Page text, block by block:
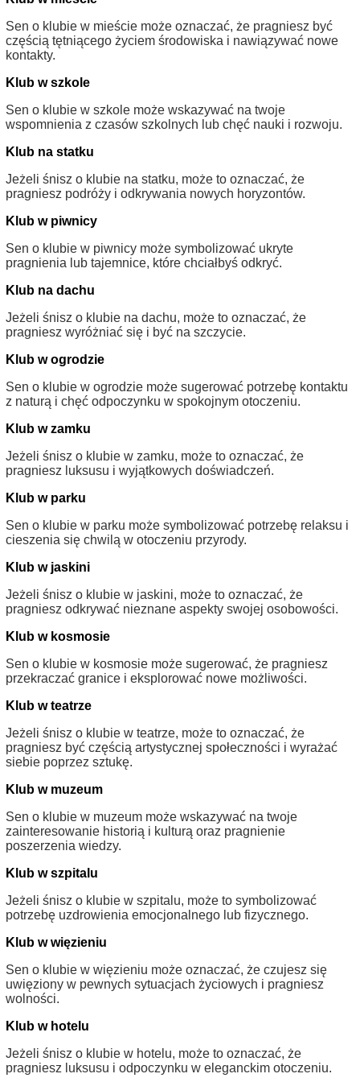
Sen o klubie w mieście może oznaczać, że pragniesz być
częścią tętniącego życiem środowiska i nawiązywać nowe
kontakty.
Klub w szkole
Sen o klubie w szkole może wskazywać na twoje
wspomnienia z czasów szkolnych lub chęć nauki i rozwoju.
Klub na statku
Jeżeli śnisz o klubie na statku, może to oznaczać, że
pragniesz podróży i odkrywania nowych horyzontów.
Klub w piwnicy
Sen o klubie w piwnicy może symbolizować ukryte
pragnienia lub tajemnice, które chciałbyś odkryć.
Klub na dachu
Jeżeli śnisz o klubie na dachu, może to oznaczać, że
pragniesz wyróżniać się i być na szczycie.
Klub w ogrodzie
Sen o klubie w ogrodzie może sugerować potrzebę kontaktu
z naturą i chęć odpoczynku w spokojnym otoczeniu.
Klub w zamku
Jeżeli śnisz o klubie w zamku, może to oznaczać, że
pragniesz luksusu i wyjątkowych doświadczeń.
Klub w parku
Sen o klubie w parku może symbolizować potrzebę relaksu i
cieszenia się chwilą w otoczeniu przyrody.
Klub w jaskini
Jeżeli śnisz o klubie w jaskini, może to oznaczać, że
pragniesz odkrywać nieznane aspekty swojej osobowości.
Klub w kosmosie
Sen o klubie w kosmosie może sugerować, że pragniesz
przekraczać granice i eksplorować nowe możliwości.
Klub w teatrze
Jeżeli śnisz o klubie w teatrze, może to oznaczać, że
pragniesz być częścią artystycznej społeczności i wyrażać
siebie poprzez sztukę.
Klub w muzeum
Sen o klubie w muzeum może wskazywać na twoje
zainteresowanie historią i kulturą oraz pragnienie
poszerzenia wiedzy.
Klub w szpitalu
Jeżeli śnisz o klubie w szpitalu, może to symbolizować
potrzebę uzdrowienia emocjonalnego lub fizycznego.
Klub w więzieniu
Sen o klubie w więzieniu może oznaczać, że czujesz się
uwięziony w pewnych sytuacjach życiowych i pragniesz
wolności.
Klub w hotelu
Jeżeli śnisz o klubie w hotelu, może to oznaczać, że
pragniesz luksusu i odpoczynku w eleganckim otoczeniu.